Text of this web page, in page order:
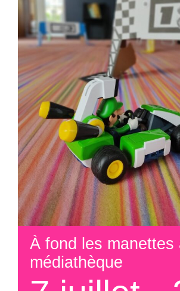
À fond les manettes
médiathèque